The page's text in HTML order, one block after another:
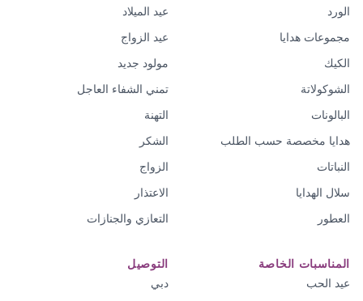
الورد
مجموعات هدايا
الكيك
الشوكولاتة
البالونات
هدايا مخصصة حسب الطلب
النباتات
سلال الهدايا
العطور
عيد الميلاد
عيد الزواج
مولود جديد
تمني الشفاء العاجل
التهنة
الشكر
الزواج
الاعتذار
التعازي والجنازات
المناسبات الخاصة
عيد الحب
التوصيل
دبي